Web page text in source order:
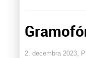
2. decembra 2023,